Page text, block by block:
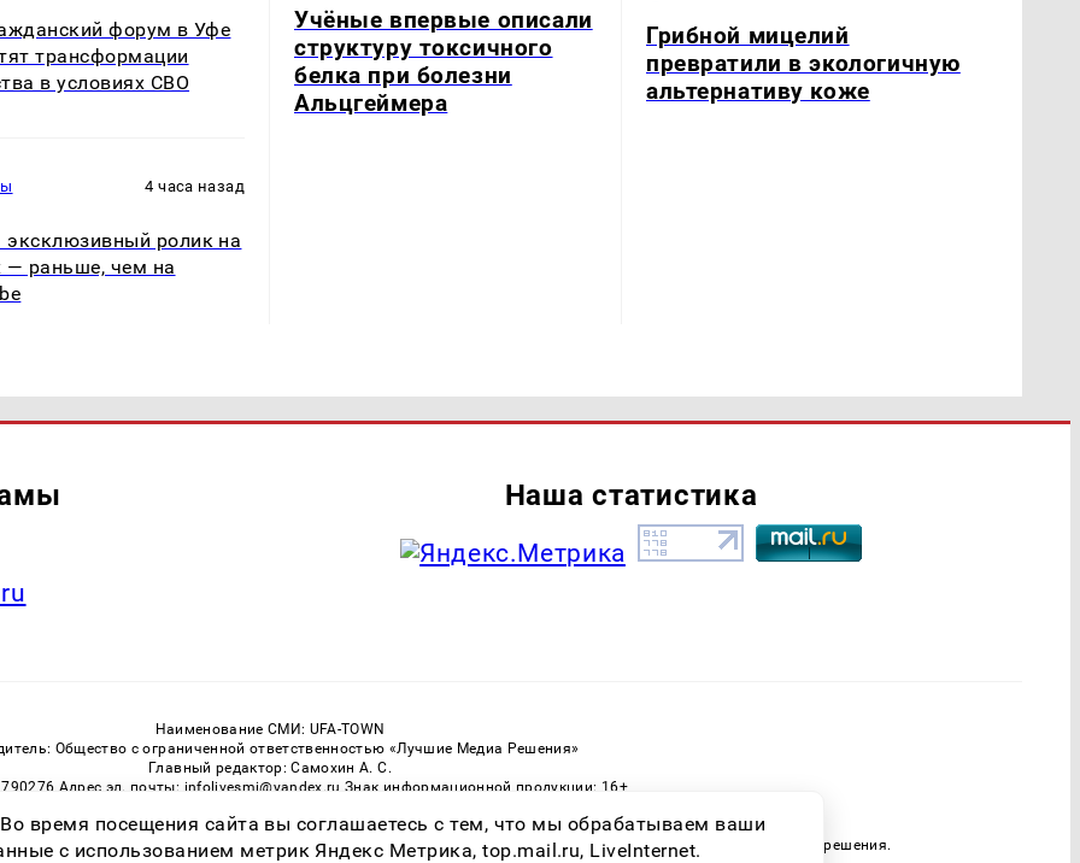
форум в Уфе
трансформации
в условиях СВО
4 часа назад
эксклюзивный ролик на
— раньше, чем на
Учёные впервые описали
структуру токсичного
белка при болезни
Альцгеймера
Грибной мицелий
превратили в экологичную
альтернативу коже
Наша статистика
Наименование СМИ: UFA-TOWN
Общество с ограниченной ответственностью «Лучшие Медиа Решения»
Главный редактор: Самохин А. С.
Адрес эл. почты: infolivesmi@yandex.ru Знак информационной продукции: 16+
Регистрационный номер СМИ ЭЛ № ФС 77 — 81149 от 02.06.2021
на Ufa-Town.Ru обязательна. Цитирование в Интернете возможно только при наличии письменного разрешения.
время посещения сайта вы соглашаетесь с тем, что мы обрабатываем ваши
с использованием метрик Яндекс Метрика, top.mail.ru, LiveInternet.